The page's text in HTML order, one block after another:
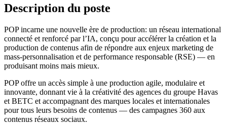
Description du poste
POP incarne une nouvelle ère de production: un réseau international
connecté et renforcé par l’IA, conçu pour accélérer la création et la
production de contenus afin de répondre aux enjeux marketing de
mass-personnalisation et de performance responsable (RSE) — en
produisant moins mais mieux.
POP offre un accès simple à une production agile, modulaire et
innovante, donnant vie à la créativité des agences du groupe Havas
et BETC et accompagnant des marques locales et internationales
pour tous leurs besoins de contenus — des campagnes 360 aux
contenus réseaux sociaux.